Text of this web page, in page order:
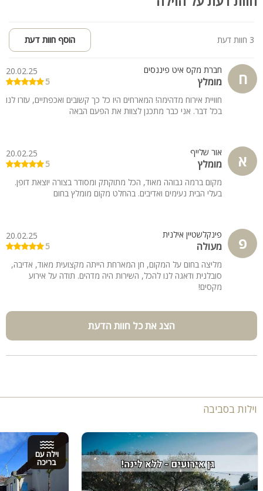
3 חוות דעת הוסף חוות דעת
ח חברת מקס איט פיננסים
מומלץ
20.02.25
5
חוויית אירוח מדהימה! המארחים היו כל כך קשובים ואכפתיים, עזרו לנו
בכל דבר. אני כבר מתכנן לצוות את הפעם הבאה
א אור שלייף
מומלץ
20.02.25
5
מקום ברמה גבוהה מאוד, הכל מתוקתק ומסודר בצורה יוצאת דופן.
בעלי הבית נעימים ואדיבים. בהחלט מקום מומלץ בחום
פ פינקלשטיין אילנית
מעולה
20.02.25
5
מליצה בחום על המקום, חן המארחת הייתה מקצועית מאוד, אדיבה,
סובלנית ודאגה לנו להכל, השירות היה מדהים. תודה על אירוע
מקסים!
הצג את כל חוות הדעת
וילות בסביבה
וילה עם
בריכה